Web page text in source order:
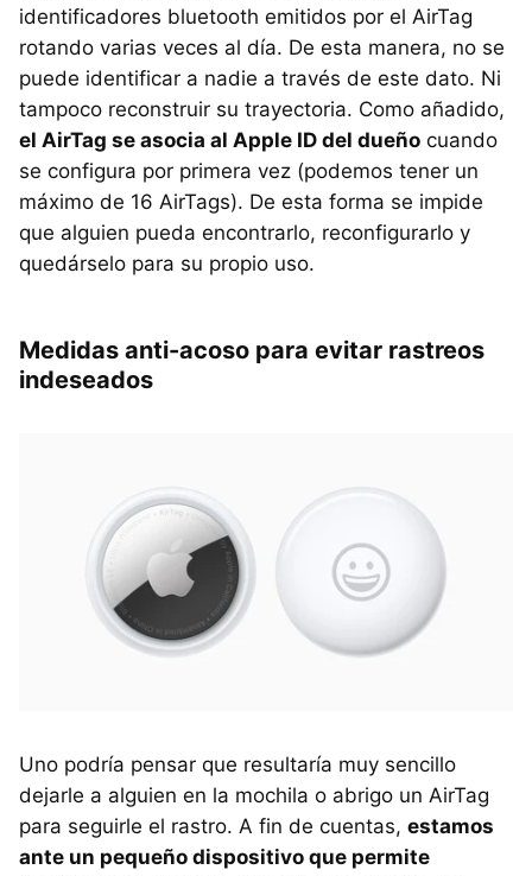
identificadores bluetooth emitidos por el AirTag
rotando varias veces al día. De esta manera, no se
puede identificar a nadie a través de este dato. Ni
tampoco reconstruir su trayectoria. Como añadido,
el AirTag se asocia al Apple ID del dueño cuando
se configura por primera vez (podemos tener un
máximo de 16 AirTags). De esta forma se impide
que alguien pueda encontrarlo, reconfigurarlo y
quedárselo para su propio uso.
Medidas anti-acoso para evitar rastreos
indeseados
Uno podría pensar que resultaría muy sencillo
dejarle a alguien en la mochila o abrigo un AirTag
para seguirle el rastro. A fin de cuentas, estamos
ante un pequeño dispositivo que permite